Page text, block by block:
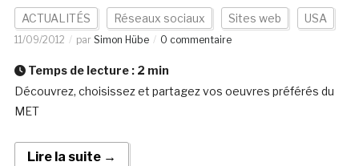
ACTUALITÉS Réseaux sociaux Sites web USA
11/09/2012 par Simon Hübe 0 commentaire
Temps de lecture : 2 min
Découvrez, choisissez et partagez vos oeuvres préférés du
MET
Lire la suite →